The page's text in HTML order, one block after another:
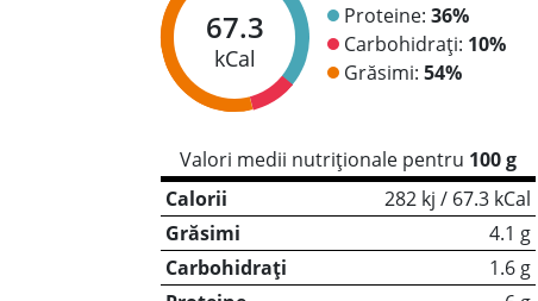
67.3
kCal
Proteine: 36%
Carbohidrați: 10%
Grăsimi: 54%
Valori medii nutriționale pentru 100 g
Calorii
282 kj / 67.3 kCal
Grăsimi
4.1 g
Carbohidrați
1.6 g